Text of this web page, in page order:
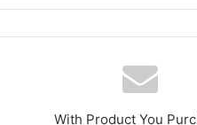
With Product You